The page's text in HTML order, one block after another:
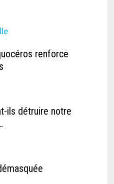
renforce
ils détruire notre